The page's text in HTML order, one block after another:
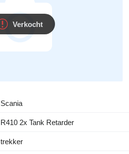
Verkocht
Scania
R410 2x Tank Retarder
trekker